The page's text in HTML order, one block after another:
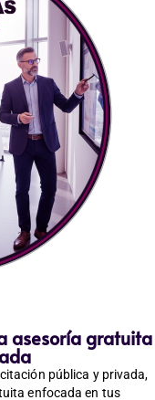
asesoría gratuita
pública y privada,
enfocada en tus